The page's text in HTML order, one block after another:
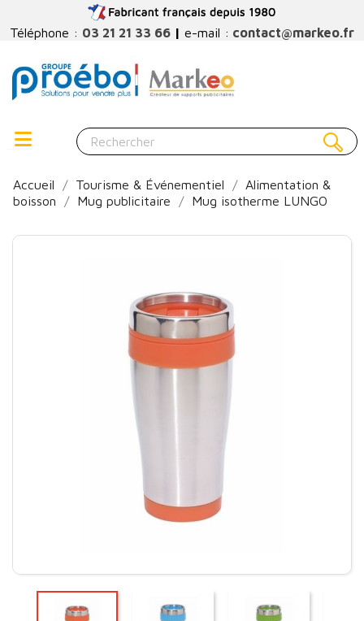
Téléphone : 03 21 21 33 66 | e-mail : contact@markeo.fr
Accueil Tourisme & Événementiel
Alimentation &
boisson
Mug publicitaire Mug isotherme LUNGO